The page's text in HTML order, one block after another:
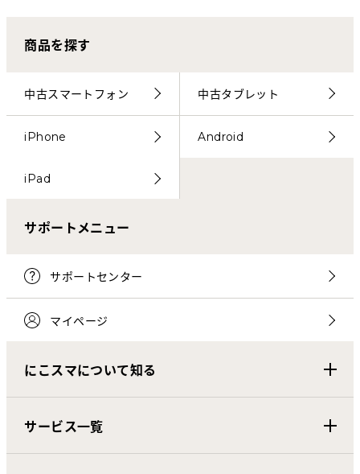
商品を探す
中古スマートフォン 中古タブレット
iPhone Android
iPad
サポートメニュー
サポートセンター
マイページ
にこスマについて知る
サービス一覧